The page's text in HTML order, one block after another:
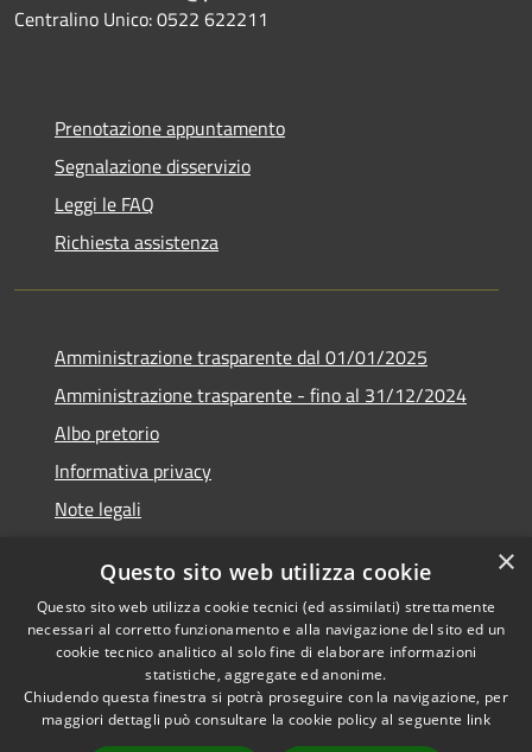
Centralino Unico: 0522 622211
Prenotazione appuntamento
Segnalazione disservizio
Leggi le FAQ
Richiesta assistenza
Amministrazione trasparente dal 01/01/2025
Amministrazione trasparente - fino al 31/12/2024
Albo pretorio
Informativa privacy
Note legali
Piano di miglioramento del sito
RSS
Accessibilità
Copyright © 2026 • Comune di
Rubiera • Powered by
×
Questo sito web utilizza cookie
Questo sito web utilizza cookie tecnici (ed assimilati) strettamente
necessari al corretto funzionamento e alla navigazione del sito ed un
cookie tecnico analitico al solo fine di elaborare informazioni
statistiche, aggregate ed anonime.
Chiudendo questa finestra si potrà proseguire con la navigazione, per
maggiori dettagli può consultare la cookie policy al seguente link